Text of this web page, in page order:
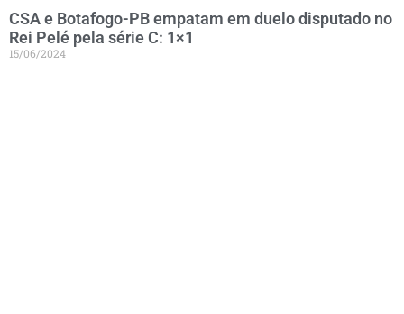
CSA e Botafogo-PB empatam em duelo disputado no
Rei Pelé pela série C: 1×1
15/06/2024